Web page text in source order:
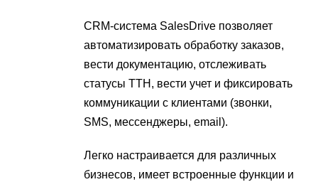
CRM-система SalesDrive позволяет
автоматизировать обработку заказов,
вести документацию, отслеживать
статусы ТТН, вести учет и фиксировать
коммуникации с клиентами (звонки,
SMS, мессенджеры, email).
Легко настраивается для различных
бизнесов, имеет встроенные функции и